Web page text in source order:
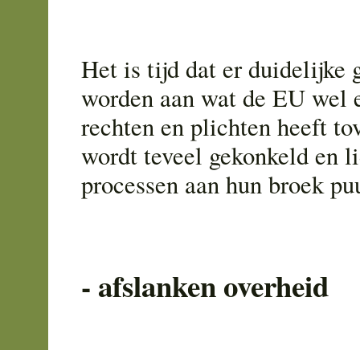
Het is tijd dat er duidelijke
worden aan wat de EU wel
rechten en plichten heeft
wordt teveel gekonkeld en
processen aan hun broek
- afslanken overheid